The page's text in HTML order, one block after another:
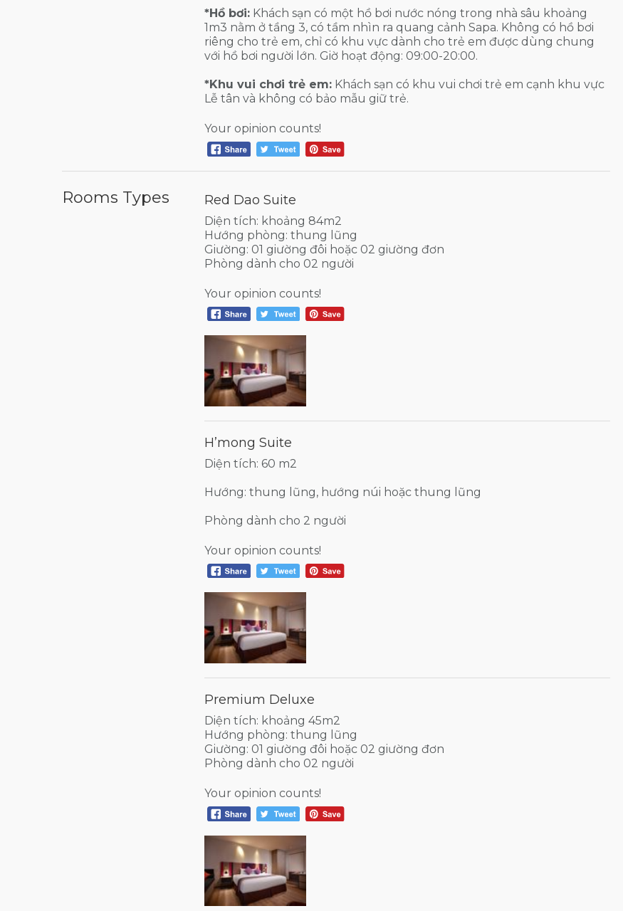
*Hồ bơi: Khách sạn có một hồ bơi nước nóng trong nhà sâu khoảng
1m3 nằm ở tầng 3, có tầm nhìn ra quang cảnh Sapa. Không có hồ bơi
riêng cho trẻ em, chỉ có khu vực dành cho trẻ em được dùng chung
với hồ bơi người lớn. Giờ hoạt động: 09:00-20:00.
*Khu vui chơi trẻ em: Khách sạn có khu vui chơi trẻ em cạnh khu vực
Lễ tân và không có bảo mẫu giữ trẻ.
Your opinion counts!
Rooms Types Red Dao Suite
Diện tích: khoảng 84m2
Hướng phòng: thung lũng
Giường: 01 giường đôi hoặc 02 giường đơn
Phòng dành cho 02 người
Your opinion counts!
H’mong Suite
Diện tích: 60 m2
Hướng: thung lũng, hướng núi hoặc thung lũng
Phòng dành cho 2 người
Your opinion counts!
Premium Deluxe
Diện tích: khoảng 45m2
Hướng phòng: thung lũng
Giường: 01 giường đôi hoặc 02 giường đơn
Phòng dành cho 02 người
Your opinion counts!